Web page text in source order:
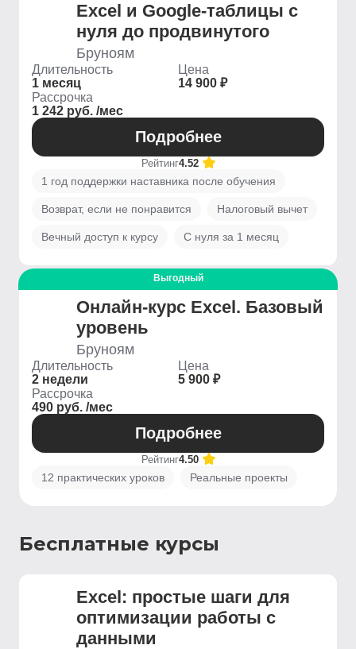
Excel и Google-таблицы с
нуля до продвинутого
Бруноям
Длительность
1 месяц
Цена
14 900 ₽
Рассрочка
1 242 руб. /мес
Подробнее
Рейтинг4.52
1 год поддержки наставника после обучения
Возврат, если не понравится Налоговый вычет
Вечный доступ к курсу С нуля за 1 месяц
Выгодный
Онлайн-курс Excel. Базовый
уровень
Бруноям
Длительность
2 недели
Цена
5 900 ₽
Рассрочка
490 руб. /мес
Подробнее
Рейтинг4.50
12 практических уроков Реальные проекты
Бесплатные курсы
Excel: простые шаги для
оптимизации работы с
данными